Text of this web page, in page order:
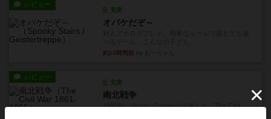
レビュー
充実
オバケだぞ～
約12時間前
レビュー
充実
南北戦争
1983年にVictory Gamesが出版した『The Civil ...